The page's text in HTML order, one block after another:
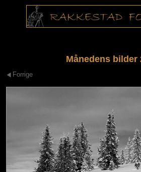
Månedens bilder
Forrige